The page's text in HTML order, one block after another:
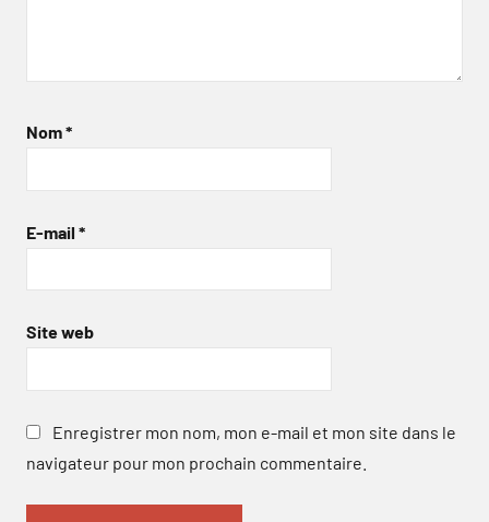
Nom*
E-mail *
Site web
Enregistrer mon nom, mon e-mail et mon site dans le
navigateur pour mon prochain commentaire.